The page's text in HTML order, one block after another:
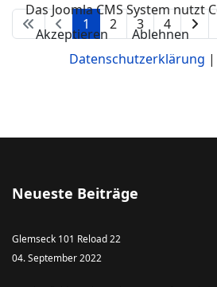
1 2 3 4
Neueste Beiträge
Glemseck 101 Reload 22
04. September 2022
Das Joomla CMS System nutzt
Akzeptieren
Ablehnen
Datenschutzerklärung |